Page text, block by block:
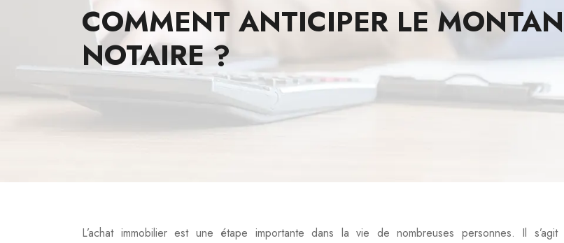
COMMENT ANTICIPER LE
NOTAIRE ?
L’achat immobilier est une étape importante dans la vie de nombreuses personnes. Il s’agit